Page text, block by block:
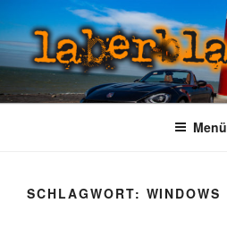
Inhalt
springen
LABERBLA
laber mal
Menü
SCHLAGWORT: WINDOWS